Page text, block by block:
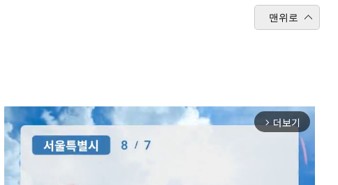
맨위로
arrow_forward_ios 더보기